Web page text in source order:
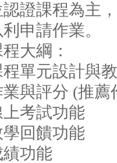
證課程為主
申請作業。
大綱：
程單元設計與
業與評分 (推
上考試功能
學回饋功能
績功能